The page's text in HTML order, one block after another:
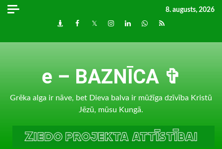
Skip
8. augusts, 2026
DraugiemFacebook
TwitterInstagram
LinkedInwhatsapp
RSS
e – BAZNĪCA ✞
Grēka alga ir nāve, bet Dieva balva ir mūžīga dzīvība Kristū
Jēzū, mūsu Kungā.